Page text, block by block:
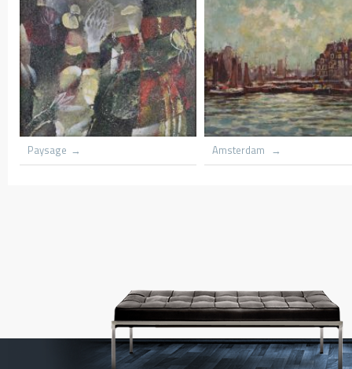
flame Grounded scooners dar harbnour
Kenya Village du congo